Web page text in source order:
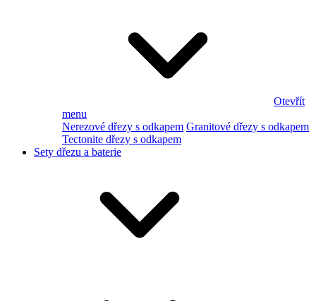
Otevřít
menu
Nerezové dřezy s odkapem Granitové dřezy s odkapem
Tectonite dřezy s odkapem
Sety dřezu a baterie